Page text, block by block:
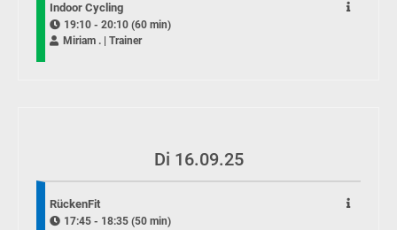
Indoor Cycling
19:10 - 20:10 (60 min)
Miriam . | Trainer
Di 16.09.25
RückenFit
17:45 - 18:35 (50 min)